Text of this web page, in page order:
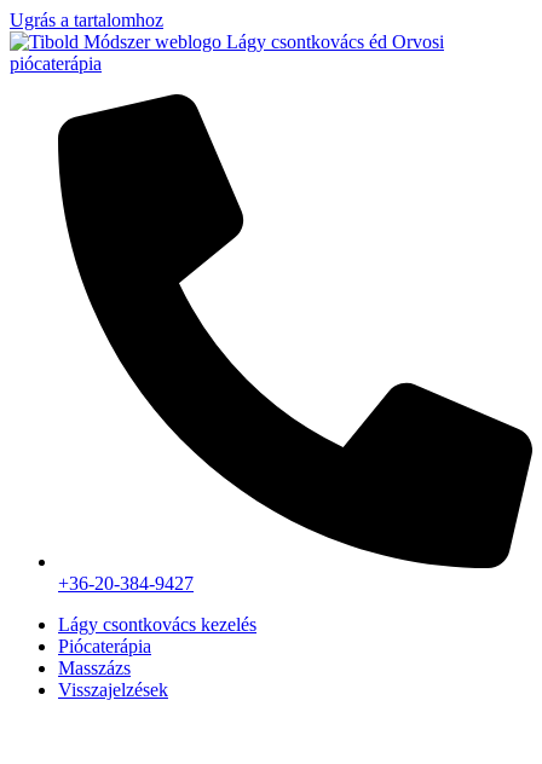
Ugrás a tartalomhoz
+36-20-384-9427
Lágy csontkovács kezelés
Piócaterápia
Masszázs
Visszajelzések